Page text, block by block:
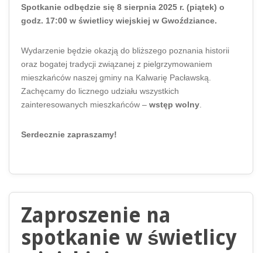
Spotkanie odbędzie się 8 sierpnia 2025 r. (piątek) o
godz. 17:00 w świetlicy wiejskiej w Gwoździance.
Wydarzenie będzie okazją do bliższego poznania historii
oraz bogatej tradycji związanej z pielgrzymowaniem
mieszkańców naszej gminy na Kalwarię Pacławską.
Zachęcamy do licznego udziału wszystkich
zainteresowanych mieszkańców – wstęp wolny
Serdecznie zapraszamy!
Zaproszenie na
spotkanie w świetlicy